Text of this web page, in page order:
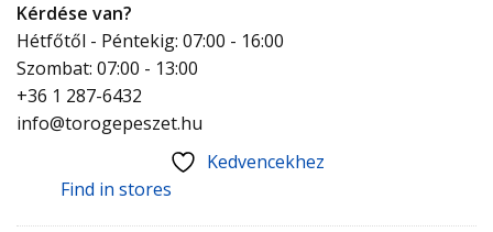
Kérdése van?
Hétfőtől - Péntekig: 07:00 - 16:00
Szombat: 07:00 - 13:00
+36 1 287-6432
info@torogepeszet.hu
Kedvencekhez
Find in stores